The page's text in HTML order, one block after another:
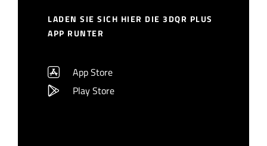
LADEN SIE SICH HIER DIE 3DQR PLUS
APP RUNTER
App Store
Play Store